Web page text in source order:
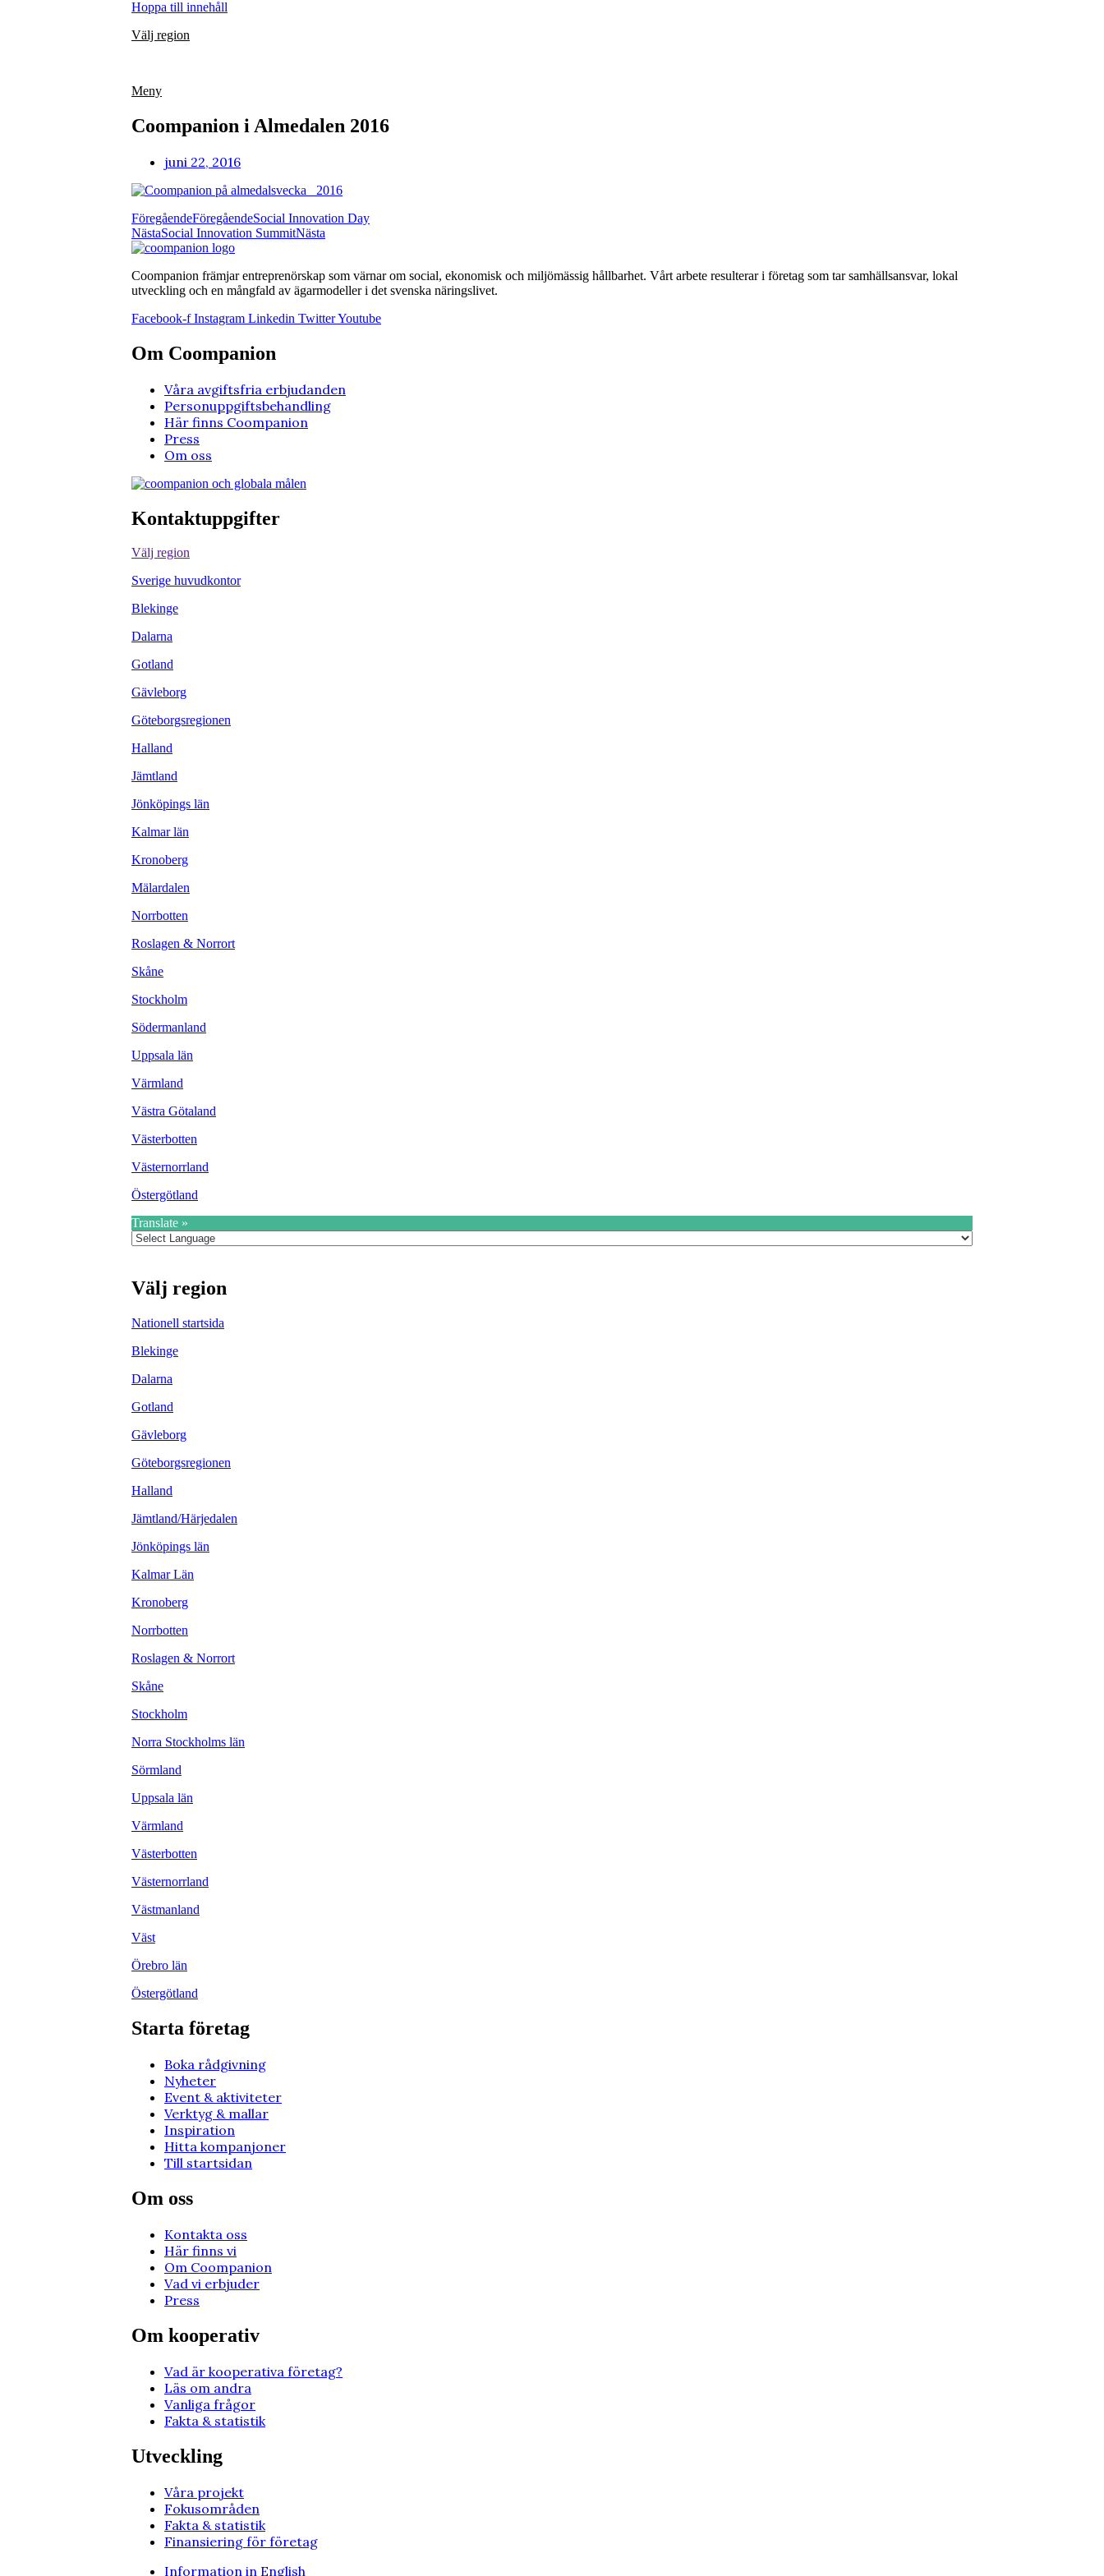
Hoppa till innehåll
Välj region
Meny
Coompanion i Almedalen 2016
juni 22, 2016
FöregåendeFöregåendeSocial Innovation Day
NästaSocial Innovation SummitNästa
Coompanion främjar entreprenörskap som värnar om social, ekonomisk och miljömässig hållbarhet. Vårt arbete resulterar i företag som tar samhällsansvar, lokal
utveckling och en mångfald av ägarmodeller i det svenska näringslivet.
Facebook-f Instagram Linkedin TwitterYoutube
Om Coompanion
Våra avgiftsfria erbjudanden
Personuppgiftsbehandling
Här finns Coompanion
Press
Om oss
Kontaktuppgifter
Välj region
Sverige huvudkontor
Blekinge
Dalarna
Gotland
Gävleborg
Göteborgsregionen
Halland
Jämtland
Jönköpings län
Kalmar län
Kronoberg
Mälardalen
Norrbotten
Roslagen & Norrort
Skåne
Stockholm
Södermanland
Uppsala län
Värmland
Västra Götaland
Västerbotten
Västernorrland
Östergötland
Translate »
Välj region
Nationell startsida
Blekinge
Dalarna
Gotland
Gävleborg
Göteborgsregionen
Halland
Jämtland/Härjedalen
Jönköpings län
Kalmar Län
Kronoberg
Norrbotten
Roslagen & Norrort
Skåne
Stockholm
Norra Stockholms län
Sörmland
Uppsala län
Värmland
Västerbotten
Västernorrland
Västmanland
Väst
Örebro län
Östergötland
Starta företag
Boka rådgivning
Nyheter
Event & aktiviteter
Verktyg & mallar
Inspiration
Hitta kompanjoner
Till startsidan
Om oss
Kontakta oss
Här finns vi
Om Coompanion
Vad vi erbjuder
Press
Om kooperativ
Vad är kooperativa företag?
Läs om andra
Vanliga frågor
Fakta & statistik
Utveckling
Våra projekt
Fokusområden
Fakta & statistik
Finansiering för företag
Information in English